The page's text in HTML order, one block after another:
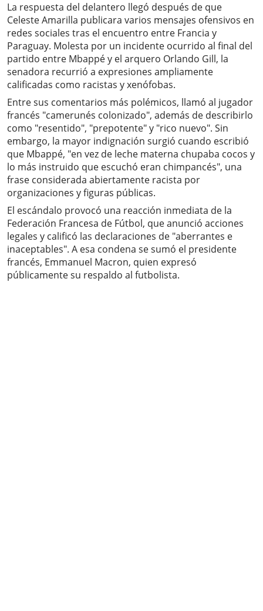
La respuesta del delantero llegó después de que
Celeste Amarilla publicara varios mensajes ofensivos en
redes sociales tras el encuentro entre Francia y
Paraguay. Molesta por un incidente ocurrido al final del
partido entre Mbappé y el arquero Orlando Gill, la
senadora recurrió a expresiones ampliamente
calificadas como racistas y xenófobas.
Entre sus comentarios más polémicos, llamó al jugador
francés "camerunés colonizado", además de describirlo
como "resentido", "prepotente" y "rico nuevo". Sin
embargo, la mayor indignación surgió cuando escribió
que Mbappé, "en vez de leche materna chupaba cocos y
lo más instruido que escuchó eran chimpancés", una
frase considerada abiertamente racista por
organizaciones y figuras públicas.
El escándalo provocó una reacción inmediata de la
Federación Francesa de Fútbol, que anunció acciones
legales y calificó las declaraciones de "aberrantes e
inaceptables". A esa condena se sumó el presidente
francés, Emmanuel Macron, quien expresó
públicamente su respaldo al futbolista.